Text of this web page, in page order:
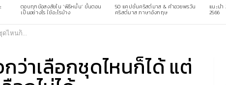
ตอบทุกข้อสงสัยใน ‘พิธีหมั้น’ ขั้นตอน
เป็นอย่างไร ใช้อะไรบ้าง
50 แคปชั่นคริสต์มาส & คําอวยพรวัน
คริสต์มาส ภาษาอังกฤษ
แนะน
2566
ลับเลือกไม่ได้
ว่าเลือกชุดไหนก็ได้ แต่